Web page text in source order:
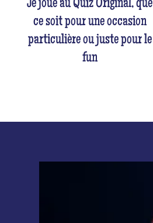
Je joue au Quiz Original, que
ce soit pour une occasion
particulière ou juste pour le
fun